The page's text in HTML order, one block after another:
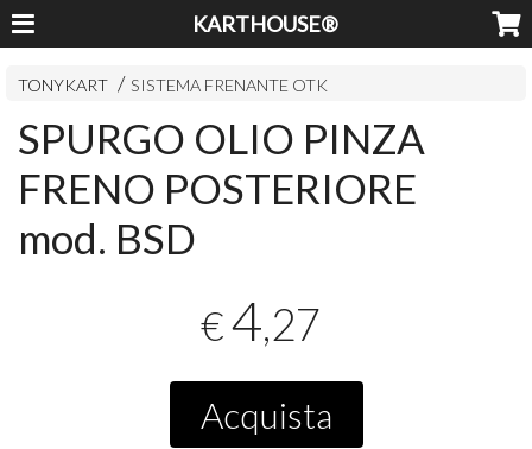
KARTHOUSE®
TONYKART SISTEMA FRENANTE OTK
SPURGO OLIO PINZA
FRENO POSTERIORE
mod. BSD
€4,27
Acquista